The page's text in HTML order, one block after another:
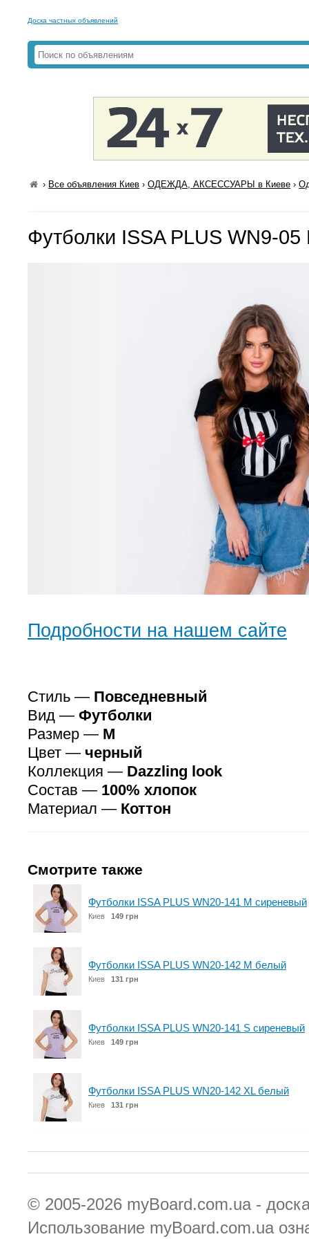
Доска частных объявлений
› Все объявления Киев ›ОДЕЖДА, АКСЕССУАРЫ в Киеве ›
Футболки ISSA PLUS WN9-
Подробности на нашем сайте
Стиль — Повседневный
Вид — Футболки
Размер — M
Цвет — черный
Коллекция — Dazzling look
Состав — 100% хлопок
Материал — Коттон
Смотрите также
Футболки ISSA PLUS WN20-141 M сиреневый
Киев 149 грн
Футболки ISSA PLUS WN20-142 M белый
Киев 131 грн
Футболки ISSA PLUS WN20-141 S сиреневый
Киев 149 грн
Футболки ISSA PLUS WN20-142 XL белый
Киев 131 грн
© 2005-2026 myBoard.com.ua -
Использование myBoard.com.ua